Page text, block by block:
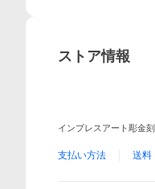
ストア情報
インプレスアート彫金
支払い方法 送料